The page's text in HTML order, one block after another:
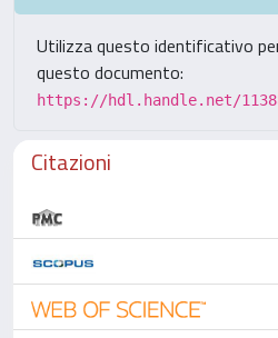
Utilizza questo identificativo
questo documento:
https://hdl.handle.net/
Citazioni